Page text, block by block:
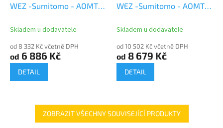
WEZ -Sumitomo - AOMT
Skladem u dodavatele
od 8 332 Kč včetně DPH
od 6 886 Kč
DETAIL
WEZ -Sumitomo - AOMT
Skladem u dodavatele
od 10 502 Kč včetně DPH
od 8 679 Kč
DETAIL
ZOBRAZIT VŠECHNY SOUVISEJÍCÍ PRODUKTY